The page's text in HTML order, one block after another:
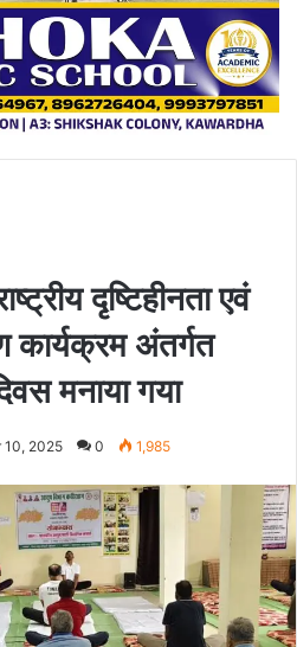
दृष्टिहीनता एवं
कार्यक्रम अंतर्गत
मनाया गया
10, 2025 0 1,985